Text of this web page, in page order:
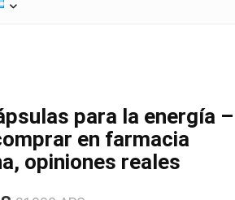
para la energía –
en farmacia
opiniones reales